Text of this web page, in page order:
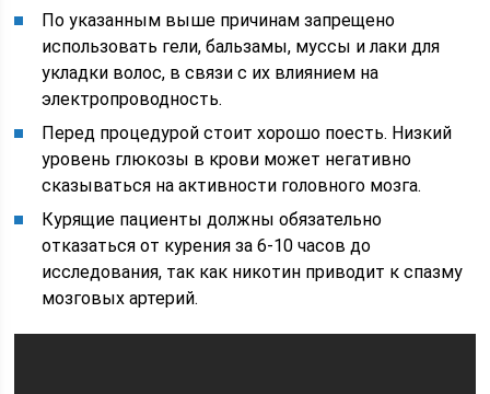
По указанным выше причинам запрещено
использовать гели, бальзамы, муссы и лаки для
укладки волос, в связи с их влиянием на
электропроводность.
Перед процедурой стоит хорошо поесть. Низкий
уровень глюкозы в крови может негативно
сказываться на активности головного мозга.
Курящие пациенты должны обязательно
отказаться от курения за 6-10 часов до
исследования, так как никотин приводит к спазму
мозговых артерий.